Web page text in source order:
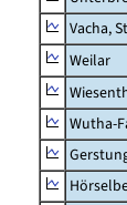
Vacha,
Weilar
Wutha-